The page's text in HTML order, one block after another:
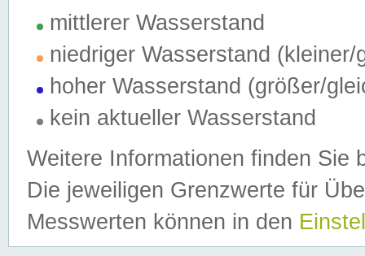
mittlerer Wasserstand
niedriger Wasserstand (kleiner/
hoher Wasserstand (größer/
kein aktueller Wasserstand
Weitere Informationen finden Sie
Die jeweiligen Grenzwerte für
Messwerten können in den